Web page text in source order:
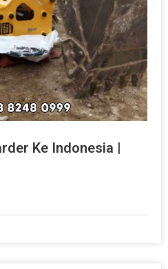
Ke Indonesia |